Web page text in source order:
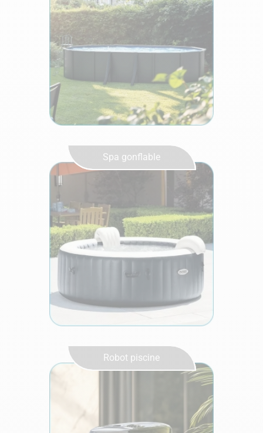
Spa gonflable
Robot piscine